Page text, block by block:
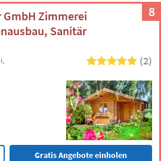
8
GmbH Zimmerei
Sanitär
(2)
Gratis Angebote einholen